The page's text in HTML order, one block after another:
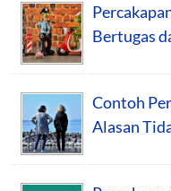
Bertugas
Contoh
Alasan